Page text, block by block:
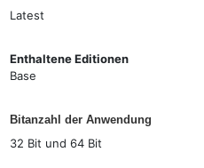
Latest
Enthaltene Editionen
Base
Bitanzahl der Anwendung
32 Bit und 64 Bit